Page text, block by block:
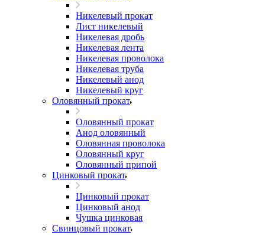
Никелевый прокат
Лист никелевый
Никелевая дробь
Никелевая лента
Никелевая проволока
Никелевая труба
Никелевый анод
Никелевый круг
Оловянный прокат
Оловянный прокат
Анод оловянный
Оловянная проволока
Оловянный круг
Оловянный припой
Цинковый прокат
Цинковый прокат
Цинковый анод
Чушка цинковая
Свинцовый прокат